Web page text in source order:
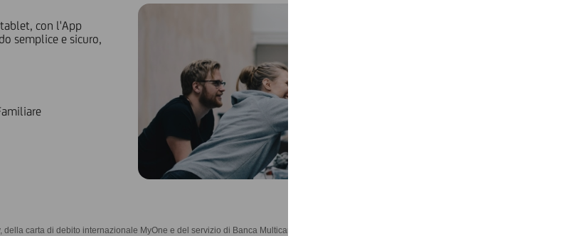
con l'App
semplice e sicuro,
carta di debito internazionale MyOne e del servizio di Banca Multicanale, consultare i Documenti Informativi nella sezione Trasparenza